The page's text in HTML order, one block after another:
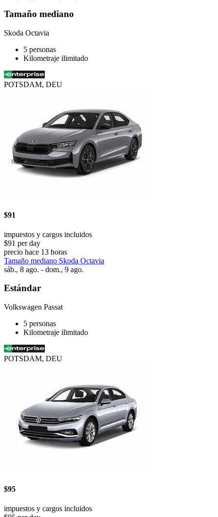
Tamaño mediano
Skoda Octavia
5 personas
Kilometraje ilimitado
POTSDAM, DEU
$91
impuestos y cargos incluidos
$91 per day
precio hace 13 horas
Tamaño mediano Skoda Octavia
sáb., 8 ago. - dom., 9 ago.
Estándar
Volkswagen Passat
5 personas
Kilometraje ilimitado
POTSDAM, DEU
$95
impuestos y cargos incluidos